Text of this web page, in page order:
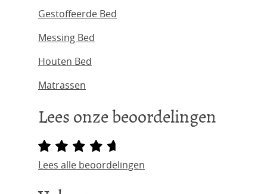
Gestoffeerde Bed
Messing Bed
Houten Bed
Matrassen
Lees onze beoordelingen
Lees alle beoordelingen